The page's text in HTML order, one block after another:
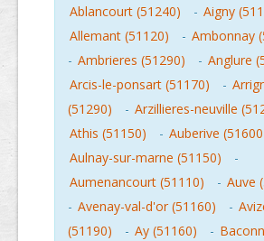
Ablancourt (51240)
- Aigny
Allemant (51120)
- Ambonnay
- Ambrieres (51290) - Anglure
Arcis-le-ponsart (51170)
-
(51290)
- Arzillieres-neuville
Athis (51150)
- Auberive
Aulnay-sur-marne (51150)
-
Aumenancourt (51110)
- Auve
- Avenay-val-d'or (51160) -
(51190)
- Ay (51160) -